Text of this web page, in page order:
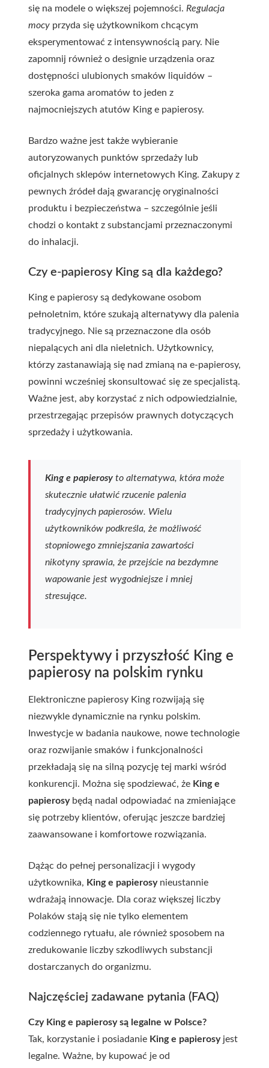
się na modele o większej pojemności. Regulacja
mocy przyda się użytkownikom chcącym
eksperymentować z intensywnością pary. Nie
zapomnij również o designie urządzenia oraz
dostępności ulubionych smaków liquidów –
szeroka gama aromatów to jeden z
najmocniejszych atutów King e papierosy.
Bardzo ważne jest także wybieranie
autoryzowanych punktów sprzedaży lub
oficjalnych sklepów internetowych King. Zakupy z
pewnych źródeł dają gwarancję oryginalności
produktu i bezpieczeństwa – szczególnie jeśli
chodzi o kontakt z substancjami przeznaczonymi
do inhalacji.
Czy e-papierosy King są dla każdego?
King e papierosy są dedykowane osobom
pełnoletnim, które szukają alternatywy dla palenia
tradycyjnego. Nie są przeznaczone dla osób
niepalących ani dla nieletnich. Użytkownicy,
którzy zastanawiają się nad zmianą na e-papierosy,
powinni wcześniej skonsultować się ze specjalistą.
Ważne jest, aby korzystać z nich odpowiedzialnie,
przestrzegając przepisów prawnych dotyczących
sprzedaży i użytkowania.
King e papierosy to alternatywa, która może
skutecznie ułatwić rzucenie palenia
tradycyjnych papierosów. Wielu
użytkowników podkreśla, że możliwość
stopniowego zmniejszania zawartości
nikotyny sprawia, że przejście na bezdymne
wapowanie jest wygodniejsze i mniej
stresujące.
Perspektywy i przyszłość King e
papierosy na polskim rynku
Elektroniczne papierosy King rozwijają się
niezwykle dynamicznie na rynku polskim.
Inwestycje w badania naukowe, nowe technologie
oraz rozwijanie smaków i funkcjonalności
przekładają się na silną pozycję tej marki wśród
konkurencji. Można się spodziewać, że King e
papierosybędą nadal odpowiadać na zmieniające
się potrzeby klientów, oferując jeszcze bardziej
zaawansowane i komfortowe rozwiązania.
Dążąc do pełnej personalizacji i wygody
użytkownika, King e papierosynieustannie
wdrażają innowacje. Dla coraz większej liczby
Polaków stają się nie tylko elementem
codziennego rytuału, ale również sposobem na
zredukowanie liczby szkodliwych substancji
dostarczanych do organizmu.
Najczęściej zadawane pytania (FAQ)
Czy King e papierosy są legalne w Polsce?
Tak, korzystanie i posiadanie King e papierosyjest
legalne. Ważne, by kupować je od